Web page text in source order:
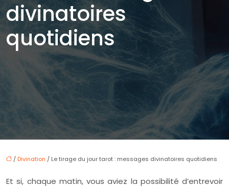
divinatoires
quotidiens
/ Divination / Le tirage du jour tarot : messages divinatoires quotidiens
Et si, chaque matin, vous aviez la possibilité d’entrevoir